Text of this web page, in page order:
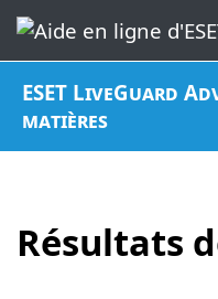
ESET LiveGuard
matières
Résultats